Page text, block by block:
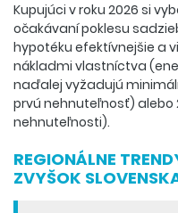
Kupujúci v roku 2026 si
očakávaní poklesu
hypotéku efektívnejšie a
nákladmi vlastníctva
naďalej vyžadujú
prvú nehnuteľnosť) alebo
nehnuteľnosti).
REGIONÁLNE
ZVYŠOK